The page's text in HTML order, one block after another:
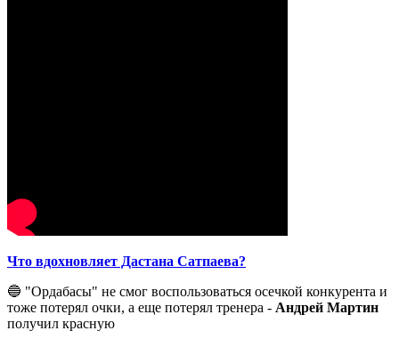
Что вдохновляет Дастана Сатпаева?
🔵 "Ордабасы" не смог воспользоваться осечкой конкурента и
тоже потерял очки, а еще потерял тренера - Андрей Мартин
получил красную